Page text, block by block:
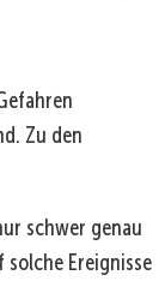
Zu den
schwer genau
Ereignisse